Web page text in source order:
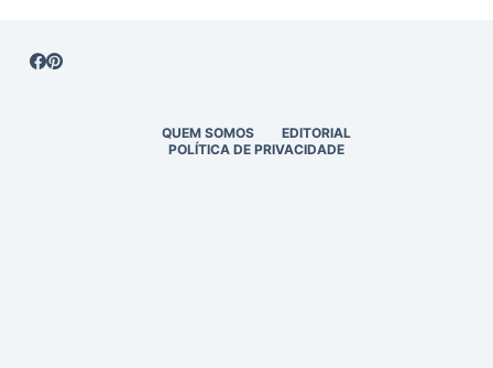
QUEM SOMOS
EDITORIAL
POLÍTICA DE PRIVACIDADE